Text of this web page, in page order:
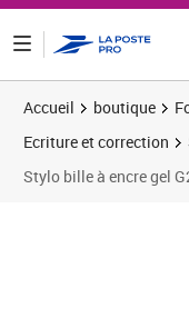
Accueil boutique
Ecriture et correction
Stylo bille à encre gel